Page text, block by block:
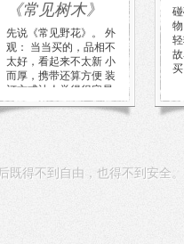
《常见树木》
先说《常见野花》。 外
观： 当当买的，品相不
太好，看起来不太新 小
而厚，携带还算方便 装
订方式让人觉得很容易
脱 […]
既得不到自由，也得不到安全